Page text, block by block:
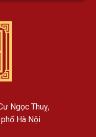
Ngọc Thuỵ,
Hà Nội